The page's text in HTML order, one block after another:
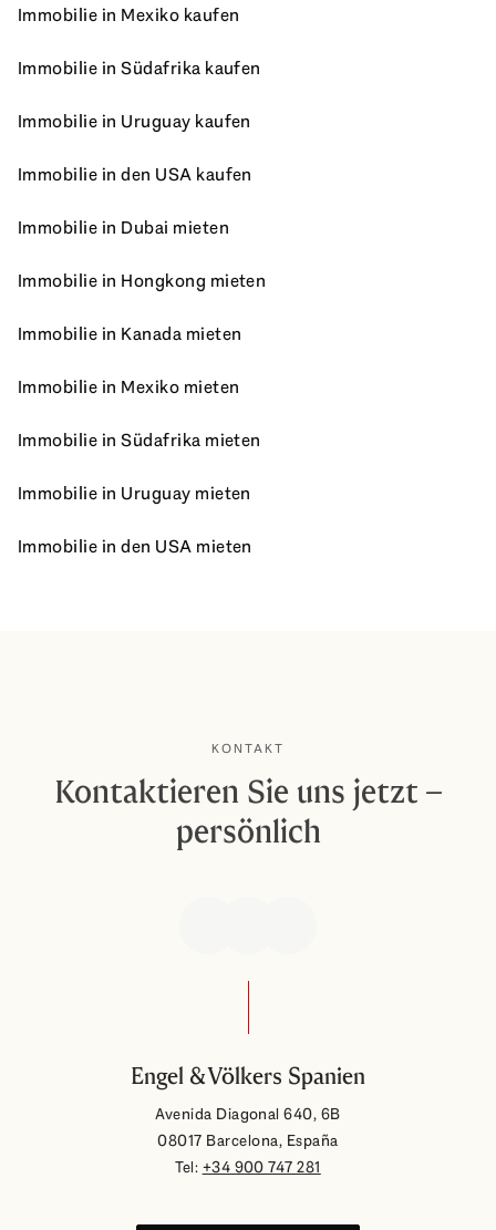
Immobilie in Mexiko kaufen
Immobilie in Südafrika kaufen
Immobilie in Uruguay kaufen
Immobilie in den USA kaufen
Immobilie in Dubai mieten
Immobilie in Hongkong mieten
Immobilie in Kanada mieten
Immobilie in Mexiko mieten
Immobilie in Südafrika mieten
Immobilie in Uruguay mieten
Immobilie in den USA mieten
KONTAKT
Kontaktieren Sie uns jetzt –
persönlich
Engel & Völkers Spanien
Avenida Diagonal 640, 6B
08017 Barcelona, España
Tel: +34 900 747 281